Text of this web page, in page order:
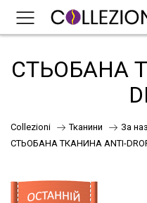
СТЬОБАНА
Collezioni Тканини За
СТЬОБАНА ТКАНИНА ANTI-